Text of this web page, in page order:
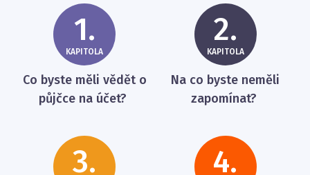
1.
KAPITOLA
Co byste měli vědět o
půjčce na účet?
2.
KAPITOLA
Na co byste neměli
zapomínat?
3. 4.